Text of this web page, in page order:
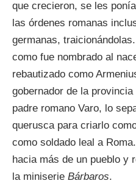
que crecieron, se les
las órdenes romanas
germanas,
como fue nombrado al
rebautizado como
gobernador de la
padre romano Varo, lo
querusca para criarlo
como soldado leal a
hacia más de un pueblo y
la miniserie Bárbaros.